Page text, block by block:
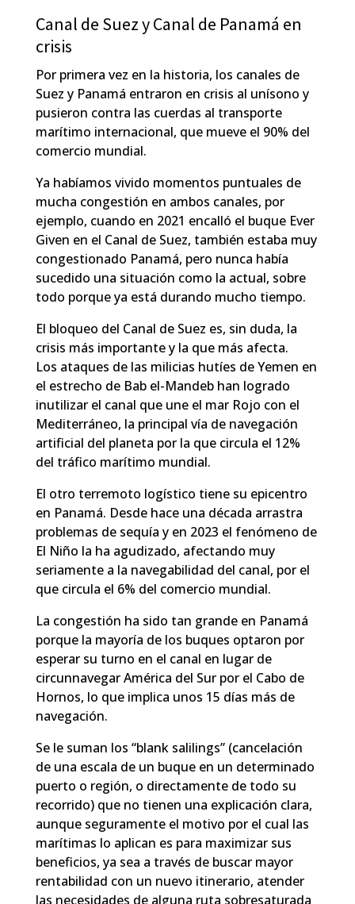
Canal de Suez y Canal de Panamá en
crisis
Por primera vez en la historia, los canales de
Suez y Panamá entraron en crisis al unísono y
pusieron contra las cuerdas al transporte
marítimo internacional, que mueve el 90% del
comercio mundial.
Ya habíamos vivido momentos puntuales de
mucha congestión en ambos canales, por
ejemplo, cuando en 2021 encalló el buque Ever
Given en el Canal de Suez, también estaba muy
congestionado Panamá, pero nunca había
sucedido una situación como la actual, sobre
todo porque ya está durando mucho tiempo.
El bloqueo del Canal de Suez es, sin duda, la
crisis más importante y la que más afecta.
Los ataques de las milicias hutíes de Yemen en
el estrecho de Bab el-Mandeb han logrado
inutilizar el canal que une el mar Rojo con el
Mediterráneo, la principal vía de navegación
artificial del planeta por la que circula el 12%
del tráfico marítimo mundial.
El otro terremoto logístico tiene su epicentro
en Panamá. Desde hace una década arrastra
problemas de sequía y en 2023 el fenómeno de
El Niño la ha agudizado, afectando muy
seriamente a la navegabilidad del canal, por el
que circula el 6% del comercio mundial.
La congestión ha sido tan grande en Panamá
porque la mayoría de los buques optaron por
esperar su turno en el canal en lugar de
circunnavegar América del Sur por el Cabo de
Hornos, lo que implica unos 15 días más de
navegación.
Se le suman los “blank salilings” (cancelación
de una escala de un buque en un determinado
puerto o región, o directamente de todo su
recorrido) que no tienen una explicación clara,
aunque seguramente el motivo por el cual las
marítimas lo aplican es para maximizar sus
beneficios, ya sea a través de buscar mayor
rentabilidad con un nuevo itinerario, atender
las necesidades de alguna ruta sobresaturada